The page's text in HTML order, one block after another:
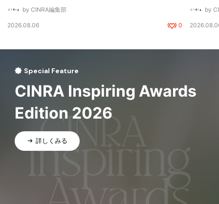
by CINRA編集部
2026.08.06 0
by
Special Feature
CINRA Inspiring Awards
Edition 2026
詳しくみる